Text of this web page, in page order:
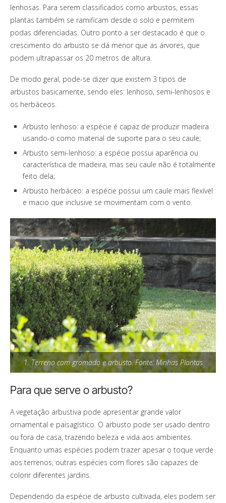
lenhosas. Para serem classificados como arbustos, essas
plantas também se ramificam desde o solo e permitem
podas diferenciadas. Outro ponto a ser destacado é que o
crescimento do arbusto se dá menor que as árvores, que
podem ultrapassar os 20 metros de altura.
De modo geral, pode-se dizer que existem 3 tipos de
arbustos basicamente, sendo eles: lenhoso, semi-lenhosos e
os herbáceos.
Arbusto lenhoso: a espécie é capaz de produzir madeira
usando-o como material de suporte para o seu caule;
Arbusto semi-lenhoso: a espécie possui aparência ou
característica de madeira, mas seu caule não é totalmente
feito dela;
Arbusto herbáceo: a espécie possui um caule mais flexível
e macio que inclusive se movimentam com o vento.
1. Terreno com gramado e arbusto. Fonte: Minhas Plantas
Para que serve o arbusto?
A vegetação arbustiva pode apresentar grande valor
ornamental e paisagístico. O arbusto pode ser usado dentro
ou fora de casa, trazendo beleza e vida aos ambientes.
Enquanto umas espécies podem trazer apesar o toque verde
aos terrenos, outras espécies com flores são capazes de
colorir diferentes jardins.
Dependendo da espécie de arbusto cultivada, eles podem ser